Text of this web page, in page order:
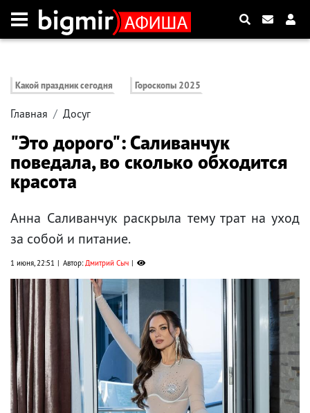
Какой праздник сегодня Гороскопы 2025
Главная Досуг
"Это дорого": Саливанчук
поведала, во сколько обходится
красота
Анна Саливанчук раскрыла тему трат на уход
за собой и питание.
1 июня, 22:51 Автор:Дмитрий Сыч